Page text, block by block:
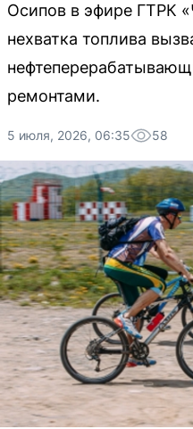
Осипов в эфире ГТРК
нехватка топлива
ремонтами.
5 июля, 2026, 06:35 58